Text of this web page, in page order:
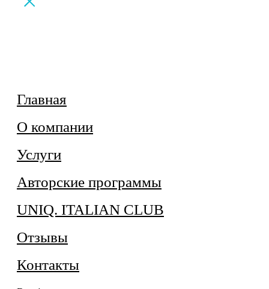
Главная
О компании
Услуги
Авторские программы
UNIQ. ITALIAN CLUB
Отзывы
Контакты